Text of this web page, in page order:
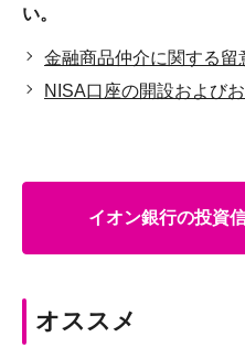
い。
金融商品仲介に関する留
NISA口座の開設および
イオン銀行の投資
オススメ